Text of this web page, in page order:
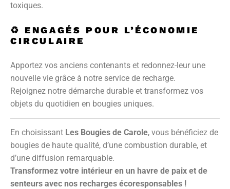
toxiques.
♻️ ENGAGÉS POUR L’ÉCONOMIE
CIRCULAIRE
Apportez vos anciens contenants et redonnez-leur une
nouvelle vie grâce à notre service de recharge.
Rejoignez notre démarche durable et transformez vos
objets du quotidien en bougies uniques.
En choisissant Les Bougies de Carole, vous bénéficiez de
bougies de haute qualité, d’une combustion durable, et
d’une diffusion remarquable.
Transformez votre intérieur en un havre de paix et de
senteurs avec nos recharges écoresponsables !